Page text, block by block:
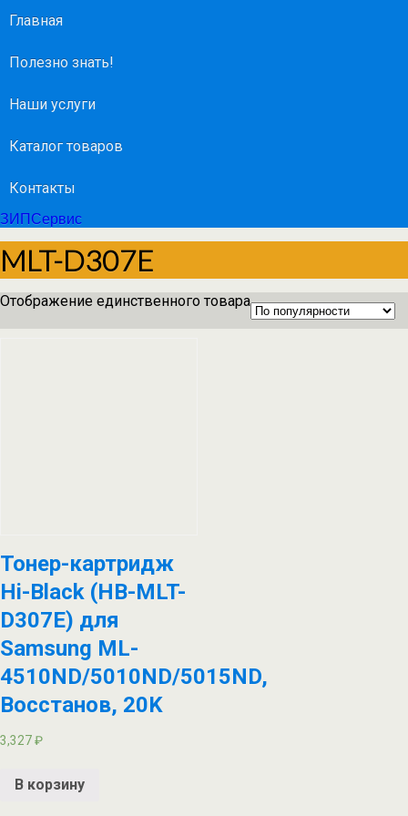
Главная
Полезно знать!
Наши услуги
Каталог товаров
Контакты
ЗИПСервис
MLT-D307E
Отображение единственного товара
Тонер-картридж
Hi-Black (HB-MLT-
D307E) для
Samsung ML-
4510ND/5010ND/5015ND,
Восстанов, 20K
3,327₽
В корзину